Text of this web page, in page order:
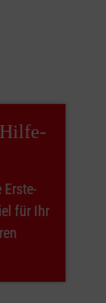
Erste-
für Ihr